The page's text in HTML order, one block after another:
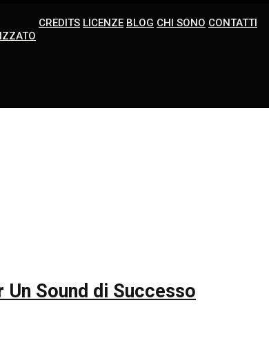
CREDITS LICENZE BLOG CHI SONO CONTATTI
Un Sound di Successo